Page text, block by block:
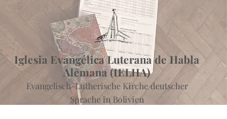
Iglesia Evangélica Luterana de Habla
Alemana (IELHA)
Evangelisch-Lutherische Kirche deutscher
Sprache in Bolivien